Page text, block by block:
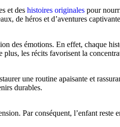
et des histoires originales pour
de héros et d’aventures
des émotions. En effet, chaque
les récits favorisent la
une routine apaisante et
durables.
Par conséquent, l’enfant reste